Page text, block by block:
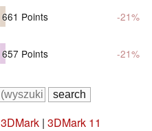
661 Points -21%
657 Points -21%
3DMark | 3DMark 11